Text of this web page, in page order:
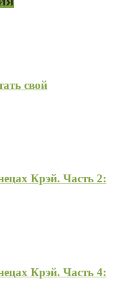
свой
Крэй. Часть 2:
Крэй. Часть 4: